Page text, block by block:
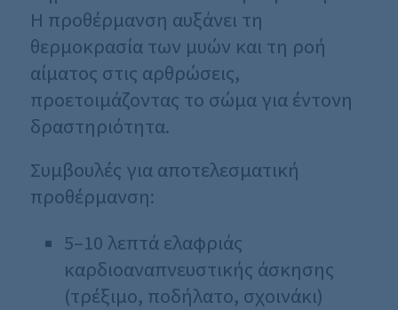
Η προθέρμανση αυξάνει τη
θερμοκρασία των μυών και τη ροή
αίματος στις αρθρώσεις,
προετοιμάζοντας το σώμα για έντονη
δραστηριότητα.
Συμβουλές για αποτελεσματική
προθέρμανση:
5–10 λεπτά ελαφριάς
καρδιοαναπνευστικής άσκησης
(τρέξιμο, ποδήλατο, σχοινάκι)